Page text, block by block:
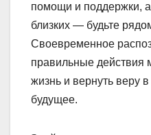
помощи и поддержки, а
близких — будьте
Своевременное
правильные действия
жизнь и вернуть веру
будущее.